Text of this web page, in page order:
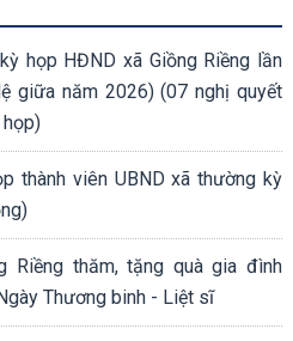
họp HĐND xã Giồng Riềng lần
giữa năm 2026) (07 nghị quyết
thành viên UBND xã thường kỳ
Riềng thăm, tặng quà gia đình
Thương binh - Liệt sĩ